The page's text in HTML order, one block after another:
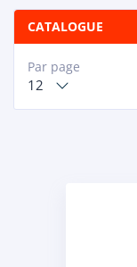
CATALOGUE
Par page
12